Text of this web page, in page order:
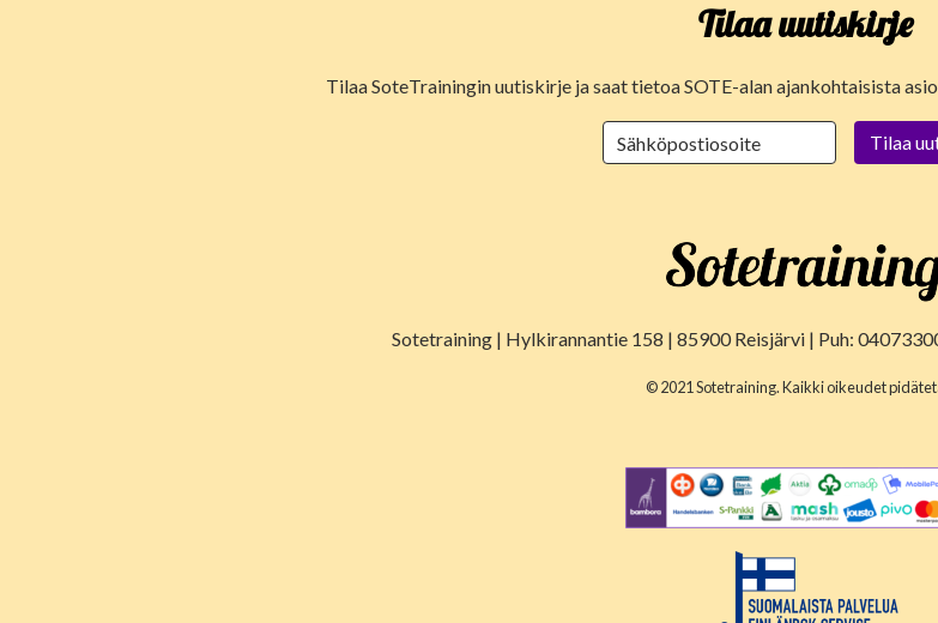
Tilaa uutiskirje
Tilaa SoteTrainingin uutiskirje ja saat tietoa SOTE-alan ajankohtaisista
Sotetraining | Hylkirannantie 158 | 85900 Reisjärvi | Puh:
© 2021 Sotetraining. Kaikki oikeudet